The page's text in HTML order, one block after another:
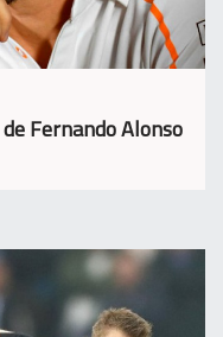
Fernando Alonso